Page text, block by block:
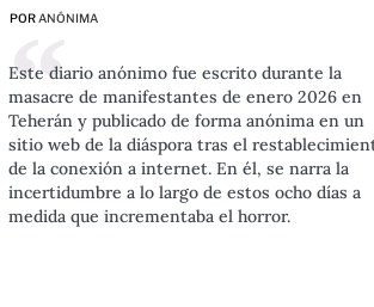
PORANÓNIMA
Este diario anónimo fue escrito durante la
masacre de manifestantes de enero 2026 en
Teherán y publicado de forma anónima en un
sitio web de la diáspora tras el
de la conexión a internet. En él, se narra la
incertidumbre a lo largo de estos ocho días a
medida que incrementaba el horror.